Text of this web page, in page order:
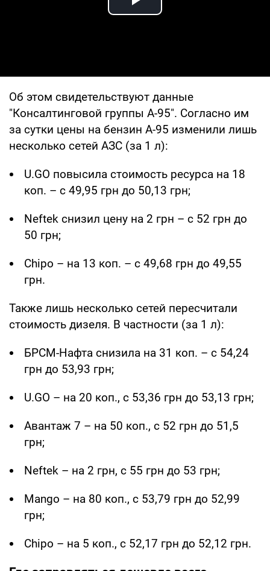
Play Video
Об этом свидетельствуют данные
"Консалтинговой группы А-95". Согласно им
за сутки цены на бензин А-95 изменили лишь
несколько сетей АЗС (за 1 л):
U.GO повысила стоимость ресурса на 18
коп. – с 49,95 грн до 50,13 грн;
Neftek снизил цену на 2 грн – с 52 грн до
50 грн;
Chipo – на 13 коп. – с 49,68 грн до 49,55
грн.
Также лишь несколько сетей пересчитали
стоимость дизеля. В частности (за 1 л):
БРСМ-Нафта снизила на 31 коп. – с 54,24
грн до 53,93 грн;
U.GO – на 20 коп., с 53,36 грн до 53,13 грн;
Авантаж 7 – на 50 коп., с 52 грн до 51,5
грн;
Neftek – на 2 грн, с 55 грн до 53 грн;
Mango – на 80 коп., с 53,79 грн до 52,99
грн;
Chipo – на 5 коп., с 52,17 грн до 52,12 грн.